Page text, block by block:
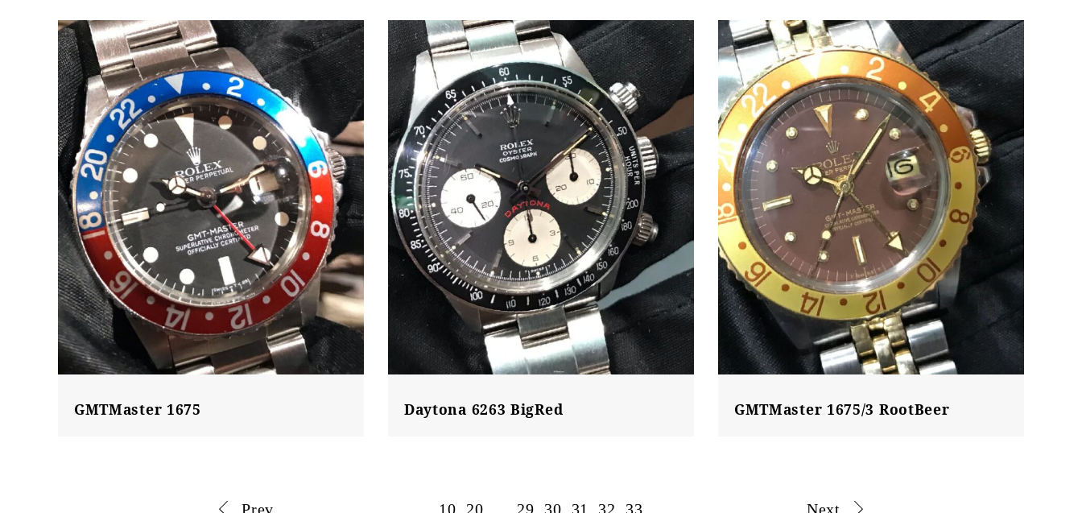
GMTMaster 1675 Daytona 6263 BigRed GMTMaster 1675/3 RootBeer
Prev 10 20 29 30 31 32 33 Next